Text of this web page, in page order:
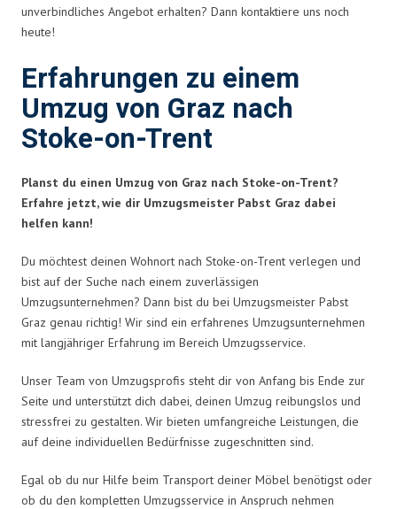
unverbindliches Angebot erhalten? Dann kontaktiere uns noch
heute!
Erfahrungen zu einem
Umzug von Graz nach
Stoke-on-Trent
Planst du einen Umzug von Graz nach Stoke-on-Trent?
Erfahre jetzt, wie dir Umzugsmeister Pabst Graz dabei
helfen kann!
Du möchtest deinen Wohnort nach Stoke-on-Trent verlegen und
bist auf der Suche nach einem zuverlässigen
Umzugsunternehmen? Dann bist du bei Umzugsmeister Pabst
Graz genau richtig! Wir sind ein erfahrenes Umzugsunternehmen
mit langjähriger Erfahrung im Bereich Umzugsservice.
Unser Team von Umzugsprofis steht dir von Anfang bis Ende zur
Seite und unterstützt dich dabei, deinen Umzug reibungslos und
stressfrei zu gestalten. Wir bieten umfangreiche Leistungen, die
auf deine individuellen Bedürfnisse zugeschnitten sind.
Egal ob du nur Hilfe beim Transport deiner Möbel benötigst oder
ob du den kompletten Umzugsservice in Anspruch nehmen